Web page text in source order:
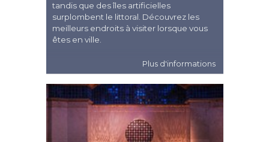
tandis que des îles artificielles
surplombent le littoral. Découvrez les
meilleurs endroits à visiter lorsque vous
êtes en ville.
Plus d'informations